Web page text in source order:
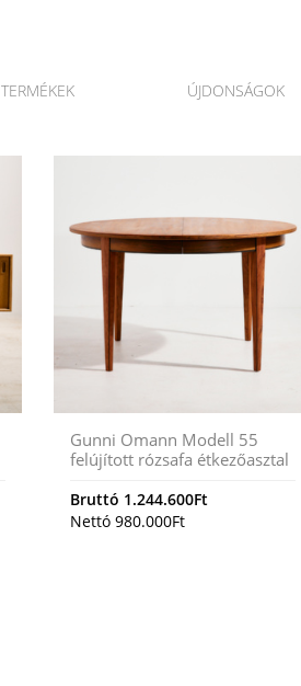
TERMÉKEK ÚJDONSÁGOK
Gunni Omann Modell 55
felújított rózsafa étkezőasztal
Bruttó 1.244.600Ft
Nettó980.000Ft